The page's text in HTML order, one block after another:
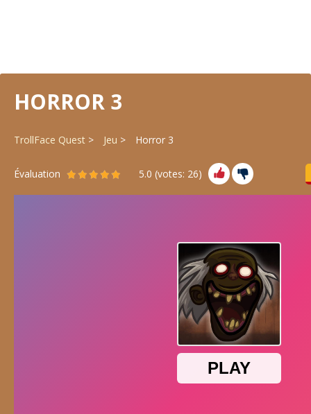
HORROR 3
TrollFace Quest Jeu Horror 3
Évaluation 5.0 (votes: 26)